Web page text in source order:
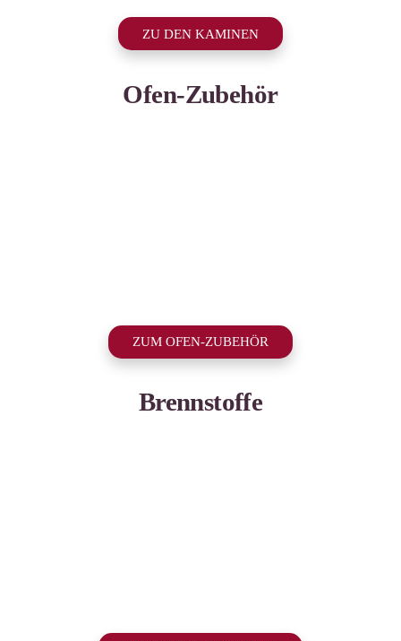
ZU DEN KAMINEN
Ofen-Zubehör
ZUM OFEN-ZUBEHÖR
Brennstoffe